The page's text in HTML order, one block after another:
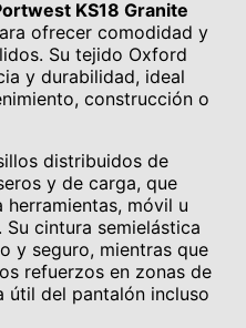
KS18 Granite
ofrecer comodidad y
Su tejido Oxford
y durabilidad, ideal
construcción o
distribuidos de
y de carga, que
móvil u
cintura semielástica
y seguro, mientras que
refuerzos en zonas de
útil del pantalón incluso